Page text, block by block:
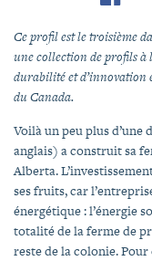
Ce profil est le troisième
une collection de profils à
durabilité et d’innovation
du Canada.
Voilà un peu plus d’une
anglais) a construit sa
Alberta.
ses fruits, car
énergétique : l’énergie
totalité de la ferme de
reste de la colonie.